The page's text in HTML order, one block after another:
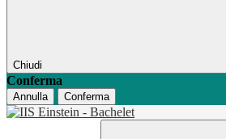
Chiudi
Conferma
Annulla Conferma